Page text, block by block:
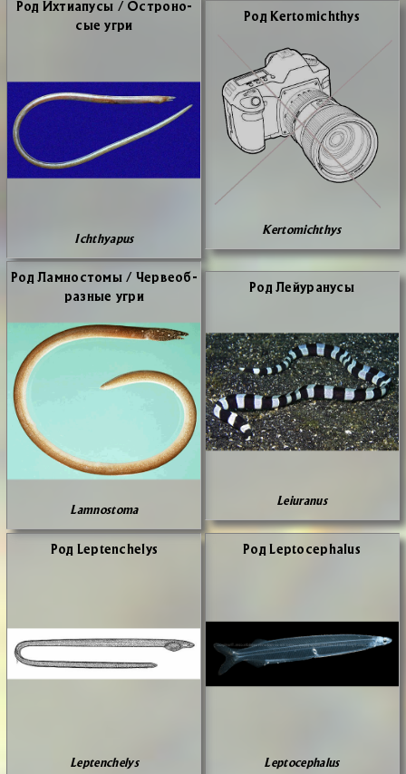
Род Их­тиа­пу­сы / Ост­ро­но­
сые угри
Ichthyapus
Род Kertomichthys
Kertomichthys
Род Лам­но­сто­мы / Черве­об­
раз­ные угри
Lamnostoma
Род Лей­у­ра­ну­сы
Leiuranus
Род Leptenchelys
Leptenchelys
Род Leptocephalus
Leptocephalus